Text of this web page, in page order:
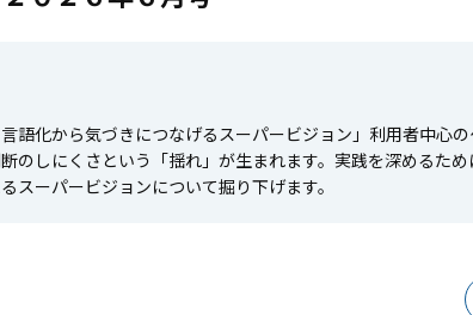
語化から気づきにつなげるスーパービジョン」利用者中心
のしにくさという「揺れ」が生まれます。実践を深めるた
スーパービジョンについて掘り下げます。